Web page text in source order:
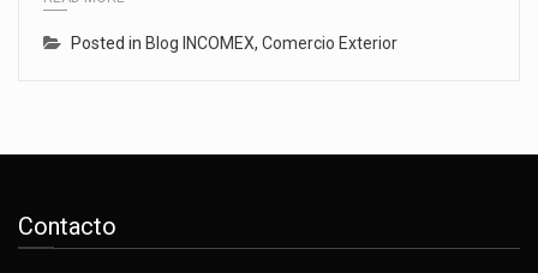
Posted in Blog INCOMEX, Comercio Exterior
Contacto